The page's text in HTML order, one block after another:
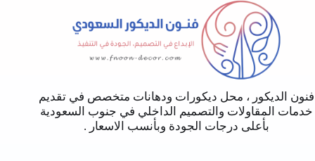
معلم
باركية
ابها،
خميس
مشيط
،
باركية
مشمع
فنون الديكور ، محل ديكورات ودهانات متخصص في تقديم
خدمات المقاولات والتصميم الداخلي في جنوب السعودية
بأعلى درجات الجودة وبأنسب الاسعار .